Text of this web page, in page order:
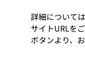
詳細について
サイトURLを
ボタンより、